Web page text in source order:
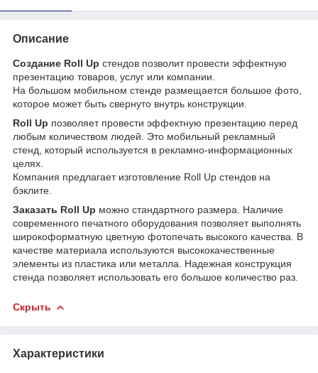
Описание
Создание Roll Up стендов позволит провести эффектную
презентацию товаров, услуг или компании.
На большом мобильном стенде размещается большое фото,
которое может быть свернуто внутрь конструкции.
Roll Up позволяет провести эффектную презентацию перед
любым количеством людей. Это мобильный рекламный
стенд, который используется в рекламно-информационных
целях.
Компания предлагает изготовление Roll Up стендов на
бэклите.
Заказать Roll Up можно стандартного размера. Наличие
современного печатного оборудования позволяет выполнять
широкоформатную цветную фотопечать высокого качества. В
качестве материала используются высококачественные
элементы из пластика или металла. Надежная конструкция
стенда позволяет использовать его большое количество раз.
Скрыть
Характеристики